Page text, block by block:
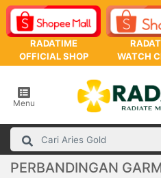
RADATIME
OFFICIAL SHOP
WATCH
Menu
PERBANDINGAN